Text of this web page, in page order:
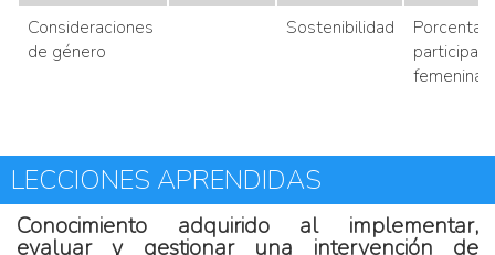
Consideraciones
de género
Sostenibilidad
femenina
LECCIONES APRENDIDAS
Conocimiento adquirido al implementar,
evaluar y gestionar una intervención de